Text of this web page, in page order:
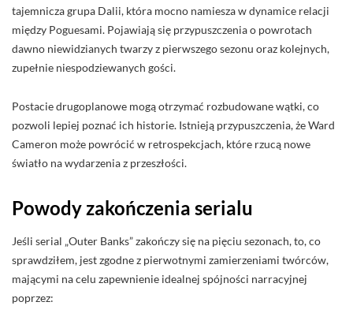
tajemnicza grupa Dalii, która mocno namiesza w dynamice relacji
między Poguesami. Pojawiają się przypuszczenia o powrotach
dawno niewidzianych twarzy z pierwszego sezonu oraz kolejnych,
zupełnie niespodziewanych gości.
Postacie drugoplanowe mogą otrzymać rozbudowane wątki, co
pozwoli lepiej poznać ich historie. Istnieją przypuszczenia, że Ward
Cameron może powrócić w retrospekcjach, które rzucą nowe
światło na wydarzenia z przeszłości.
Powody zakończenia serialu
Jeśli serial „Outer Banks” zakończy się na pięciu sezonach, to, co
sprawdziłem, jest zgodne z pierwotnymi zamierzeniami twórców,
mającymi na celu zapewnienie idealnej spójności narracyjnej
poprzez: